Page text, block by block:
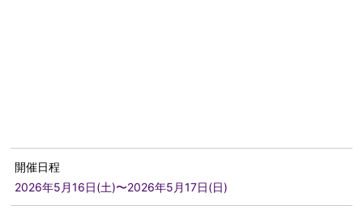
開催日程
2026年5月16日(土)〜2026年5月17日(日)